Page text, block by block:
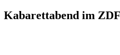
Kabarettabend im ZDF